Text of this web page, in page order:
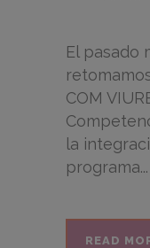
El pasado
COM
la
programa...
READ